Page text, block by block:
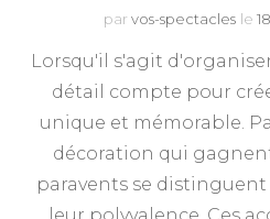
par vos-spectacles le
Lorsqu'il s'agit
détail compte pour
unique et mémorable.
décoration qui
paravents se